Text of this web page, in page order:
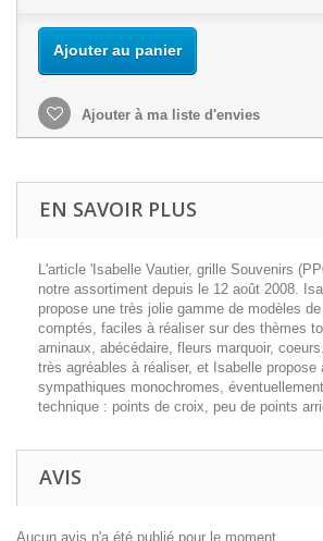
Ajouter au panier
Ajouter à ma liste d'envies
EN SAVOIR PLUS
L'article 'Isabelle Vautier, grille Souvenirs
notre assortiment depuis le 12 août 2008.
propose une très jolie gamme de modèles
comptés, faciles à réaliser sur des thèmes
aminaux, abécédaire, fleurs marquoir,
très agréables à réaliser, et Isabelle propose
sympathiques monochromes,
technique : points de croix, peu de points
AVIS
Aucun avis n'a été publié pour le moment.